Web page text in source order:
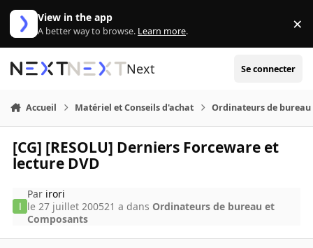
Aller au contenu
View in the app
A better way to browse. Learn more. ×
Next Se connecter
Accueil Matériel et Conseils d'achat Ordinateurs de bureau
[CG] [RESOLU] Derniers Forceware et
lecture DVD
Par irori
le 27 juillet 200521 a dans Ordinateurs de bureau et
Composants